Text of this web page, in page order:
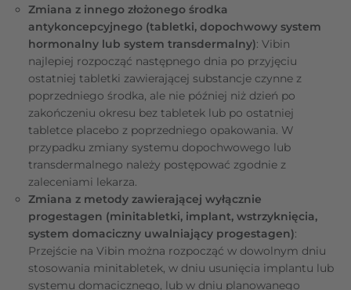
Zmiana z innego złożonego środka
antykoncepcyjnego (tabletki, dopochwowy system
hormonalny lub system transdermalny): Vibin
najlepiej rozpocząć następnego dnia po przyjęciu
ostatniej tabletki zawierającej substancje czynne z
poprzedniego środka, ale nie później niż dzień po
zakończeniu okresu bez tabletek lub po ostatniej
tabletce placebo z poprzedniego opakowania. W
przypadku zmiany systemu dopochwowego lub
transdermalnego należy postępować zgodnie z
zaleceniami lekarza.
Zmiana z metody zawierającej wyłącznie
progestagen (minitabletki, implant, wstrzyknięcia,
system domaciczny uwalniający progestagen):
Przejście na Vibin można rozpocząć w dowolnym dniu
stosowania minitabletek, w dniu usunięcia implantu lub
systemu domacicznego, lub w dniu planowanego